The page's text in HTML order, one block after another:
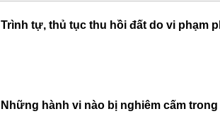
Trình tự, thủ tục thu hồi đất do vi phạm
Những hành vi nào bị nghiêm cấm